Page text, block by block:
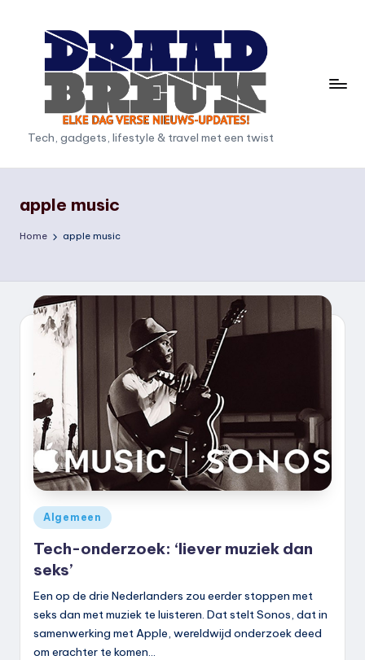
D
r
a
d
r
k
.
n
Tech, gadgets, lifestyle & travel met een twist
apple music
Home apple music
Geplaatst
in
Algemeen
Tech-onderzoek: ‘liever muziek dan
seks’
Een op de drie Nederlanders zou eerder stoppen met
seks dan met muziek te luisteren. Dat stelt Sonos, dat in
samenwerking met Apple, wereldwijd onderzoek deed
om erachter te komen…